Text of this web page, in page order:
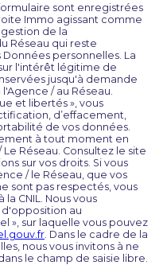
sont enregistrées
Immo agissant comme
de la
Réseau qui reste
personnelles. La
l'intérêt légitime de
jusqu'à demande
/ au Réseau.
et libertés », vous
d’effacement,
de vos données.
à tout moment en
Réseau. Consultez le site
sur vos droits. Si vous
/ le Réseau, que vos
sont pas respectés, vous
CNIL. Nous vous
d'opposition au
», sur laquelle vous pouvez
. Dans le cadre de la
nous vous invitons à ne
le champ de saisie libre.